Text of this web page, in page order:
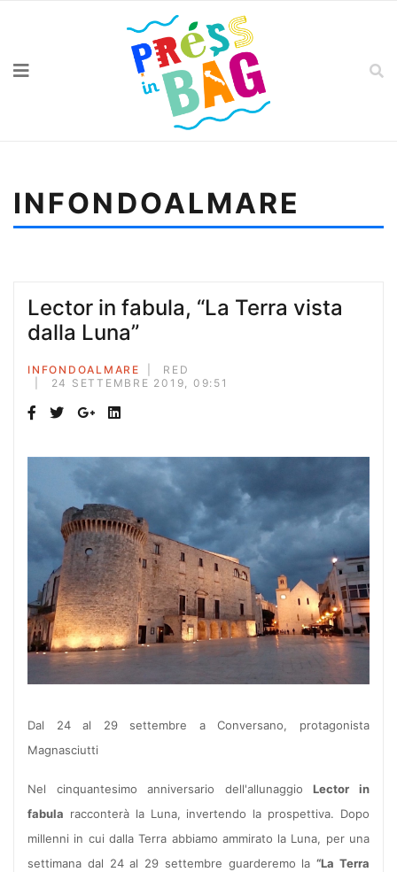
INFONDOALMARE
Lector in fabula, “La Terra vista
dalla Luna”
INFONDOALMARE
RED
24 SETTEMBRE 2019, 09:51
Dal 24 al 29 settembre a Conversano, protagonista
Magnasciutti
Nel cinquantesimo anniversario dell'allunaggioLector in
fabula racconterà la Luna, invertendo la prospettiva. Dopo
millenni in cui dalla Terra abbiamo ammirato la Luna, per una
settimana dal 24 al 29 settembre guarderemo la“La Terra